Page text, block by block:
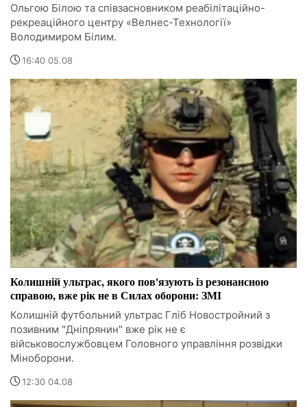
Ольгою Білою та співзасновником реабілітаційно-
рекреаційного центру «Велнес-Технології»
Володимиром Білим.
16:40 05.08
Колишній ультрас, якого пов'язують із резонансною
справою, вже рік не в Силах оборони: ЗМІ
Колишній футбольний ультрас Гліб Новостройний з
позивним "Дніпрянин" вже рік не є
військовослужбовцем Головного управління розвідки
Міноборони.
12:30 04.08